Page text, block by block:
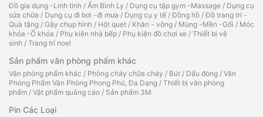
Đồ gia dụng -Linh tinh / Ấm Bình Ly / Dụng cụ tập gym -Massage / Dụng cụ
sửa chữa / Dụng cụ đi bơi -đi mưa / Dụng cụ y tế /Đồng hồ /Đồ trang trí -
Quà tặng / Gậy chụp hình / Hột quẹt / Khăn - võng / Mùng -Mền -Gối / Móc
khóa -Ổ khóa / Phụ kiện nhà bếp / Phụ kiện đồ chơi xe / Thiết bị vệ
sinh / Trang trí noel
Sản phẩm văn phòng phẩm khác
Văn phòng phẩm khác / Phòng cháy chữa cháy / Bút / Dấu đóng / Văn
Phòng Phẩm Văn Phòng Phong Phú, Đa Dạng / Thiết bị văn phòng
phẩm / Vật phẩm quảng cáo / Sản phẩm 3M
Pin Các Loại